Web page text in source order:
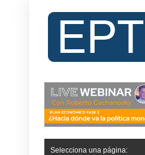
Selecciona una página: